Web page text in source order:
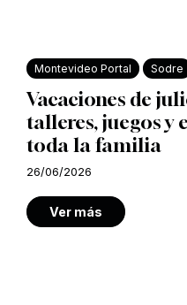
Montevideo Portal Sodre
Vacaciones de
talleres, juegos y
toda la familia
26/06/2026
Ver más